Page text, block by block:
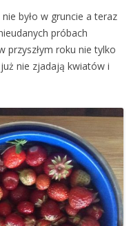
było w gruncie a teraz
próbach
przyszłym roku nie tylko
nie zjadają kwiatów i